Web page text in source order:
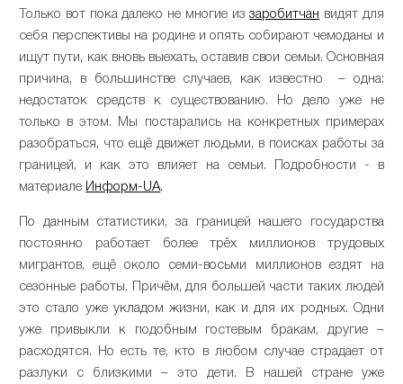
Только вот пока далеко не многие иззаробитчан видят для
себя перспективы на родине и опять собирают чемоданы и
ищут пути, как вновь выехать, оставив свои семьи. Основная
причина, в большинстве случаев, как известно – одна:
недостаток средств к существованию. Но дело уже не
только в этом. Мы постарались на конкретных примерах
разобраться, что ещё движет людьми, в поисках работы за
границей, и как это влияет на семьи. Подробности - в
материале Информ-UA.
По данным статистики, за границей нашего государства
постоянно работает более трёх миллионов трудовых
мигрантов, ещё около семи-восьми миллионов ездят на
сезонные работы. Причём, для большей части таких людей
это стало уже укладом жизни, как и для их родных. Одни
уже привыкли к подобным гостевым бракам, другие –
расходятся. Но есть те, кто в любом случае страдает от
разлуки с близкими – это дети. В нашей стране уже